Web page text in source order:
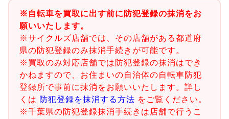
※自転車を買取に出す前に防犯登録の抹消をお
願いいたします。
※サイクルズ店舗では、その店舗がある都道府
県の防犯登録のみ抹消手続きが可能です。
※買取のみ対応店舗では防犯登録の抹消はでき
かねますので、お住まいの自治体の自転車防犯
登録所で事前に抹消をお願いいたします。詳し
くは 防犯登録を抹消する方法 をご覧ください。
※千葉県の防犯登録抹消手続きは店舗で行うこ